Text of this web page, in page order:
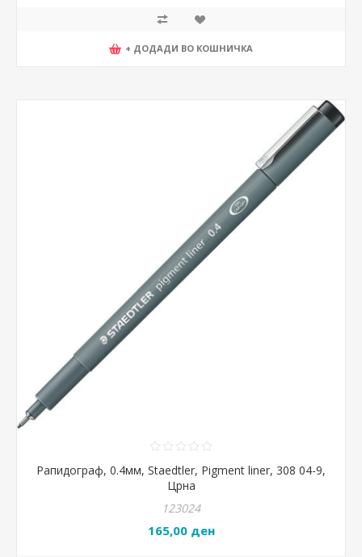
+ ДОДАДИ ВО КОШНИЧКА
Рапидограф, 0.4мм, Staedtler, Pigment liner, 308 04-9,
Црна
123024
165,00 ден